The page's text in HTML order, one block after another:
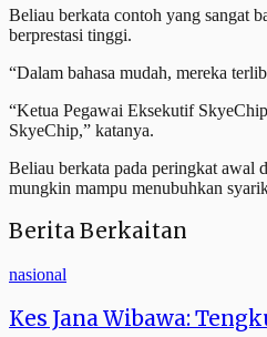
Beliau berkata contoh yang sangat
berprestasi tinggi.
“Dalam bahasa mudah, mereka
“Ketua Pegawai Eksekutif
SkyeChip,” katanya.
Beliau berkata pada peringkat awal
mungkin mampu menubuhkan
Berita Berkaitan
nasional
Kes Jana Wibawa: